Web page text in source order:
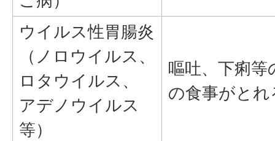
ウイルス性胃腸炎
（ノロウイルス、
ロタウイルス、
アデノウイルス
等）
嘔吐、下痢等
の食事がと